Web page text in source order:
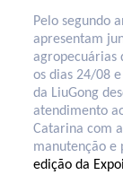
Pelo segundo
apresentam
agropecuárias
os dias 24/08
da LiuGong
atendimento
Catarina com
manutenção e
edição da